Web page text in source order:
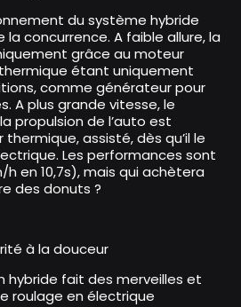
du système hybride
concurrence. A faible allure, la
grâce au moteur
étant uniquement
comme générateur pour
A plus grande vitesse, le
propulsion de l’auto est
assisté, dès qu’il le
Les performances sont
en 10,7s), mais qui achètera
des donuts ?
à la douceur
hybride fait des merveilles et
roulage en électrique